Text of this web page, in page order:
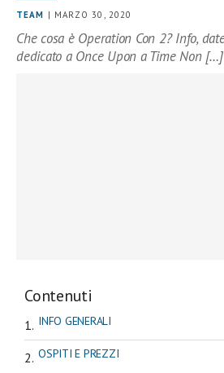
TEAM | MARZO 30, 2020
Che cosa è Operation Con 2? Info,
dedicato a Once Upon a Time Non […]
Contenuti
INFO GENERALI
OSPITI E PREZZI